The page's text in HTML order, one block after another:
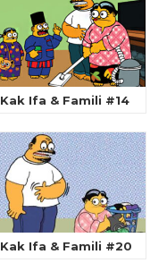
Kak Ifa & Famili #14
Kak Ifa & Famili #20